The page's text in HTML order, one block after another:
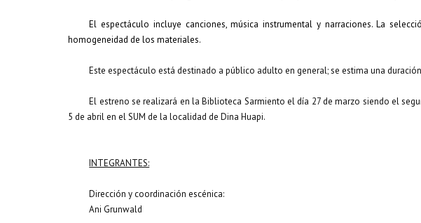
El espectáculo incluye canciones, música instrumental y narraciones. La
homogeneidad de los materiales.
Este espectáculo está destinado a público adulto en general; se estima una
El estreno se realizará en la Biblioteca Sarmiento el día 27 de marzo siendo el
5 de abril en el SUM de la localidad de Dina Huapi.
INTEGRANTES:
Dirección y coordinación escénica:
Ani Grunwald